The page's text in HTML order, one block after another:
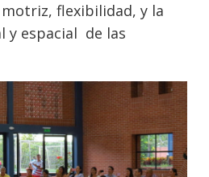
flexibilidad, y la
y espacial de las